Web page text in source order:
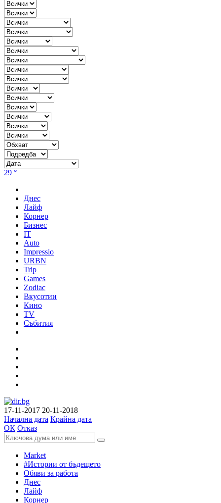
29 °
Днес
Лайф
Корнер
Бизнес
IT
Auto
Impressio
URBN
Trip
Games
Zodiac
Вкусотии
Кино
TV
Събития
17-11-2017 20-11-2018
Начална дата Крайна дата
ОК Отказ
Market
#Истории от бъдещето
Обяви за работа
Днес
Лайф
Корнер